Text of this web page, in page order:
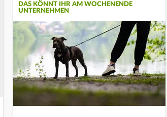
DAS KÖNNT IHR AM WOCHENENDE
UNTERNEHMEN